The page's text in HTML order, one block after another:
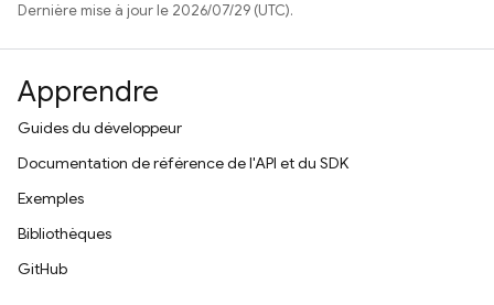
Dernière mise à jour le 2026/07/29 (UTC).
Apprendre
Guides du développeur
Documentation de référence de l'API et du SDK
Exemples
Bibliothèques
GitHub